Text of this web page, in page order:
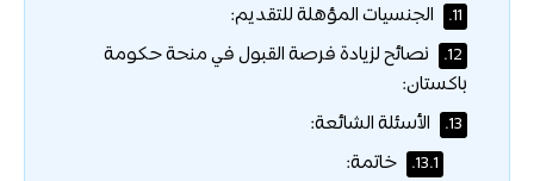
11. الجنسيات المؤهلة للتقديم:
12.
نصائح لزيادة فرصة القبول في منحة حكومة
باكستان:
13. الأسئلة الشائعة:
13.1. خاتمة: